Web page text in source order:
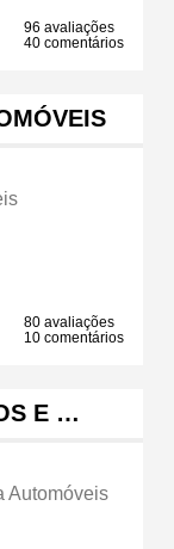
96 avaliações
40 comentários
80 avaliações
10 comentários
E …
Automóveis